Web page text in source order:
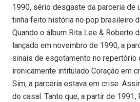
1990, sério desgaste da parceria de
tinha feito história no pop brasileiro
Quando o álbum Rita Lee & Roberto
lançado em novembro de 1990, a
sinais de esgotamento no repertório
ironicamente intitulado Coração em
Sim, a parceria estava em crise.
do casal. Tanto que, a partir de 1991,